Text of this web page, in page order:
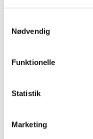
Nødvendig
Funktionelle
Statistik
Marketing
...
...
...
...